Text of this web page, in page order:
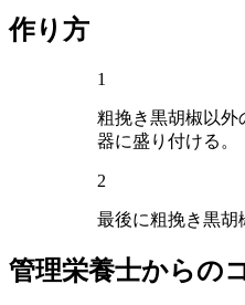
作り方
1
粗挽き黒胡椒以外
器に盛り付ける。
2
最後に粗挽き黒胡
管理栄養士からの